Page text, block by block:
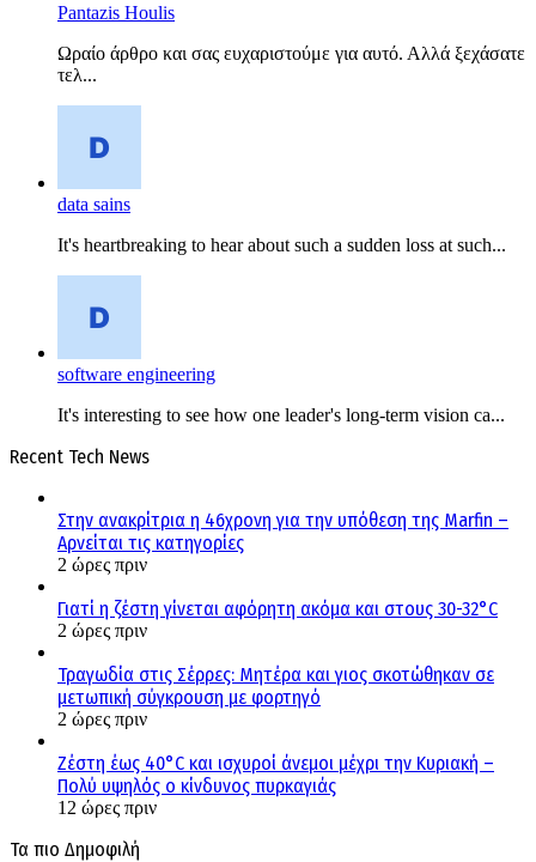
Pantazis Houlis
Ωραίο άρθρο και σας ευχαριστούμε για αυτό. Αλλά ξεχάσατε
τελ...
data sains
It's heartbreaking to hear about such a sudden loss at such...
software engineering
It's interesting to see how one leader's long-term vision ca...
Recent Tech News
Στην ανακρίτρια η 46χρονη για την υπόθεση της Marfin –
Αρνείται τις κατηγορίες
2 ώρες πριν
Γιατί η ζέστη γίνεται αφόρητη ακόμα και στους 30-32°C
2 ώρες πριν
Τραγωδία στις Σέρρες: Μητέρα και γιος σκοτώθηκαν σε
μετωπική σύγκρουση με φορτηγό
2 ώρες πριν
Ζέστη έως 40°C και ισχυροί άνεμοι μέχρι την Κυριακή –
Πολύ υψηλός ο κίνδυνος πυρκαγιάς
12 ώρες πριν
Τα πιο Δημοφιλή